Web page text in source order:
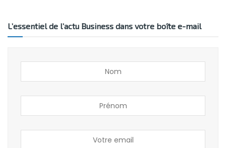
L’essentiel de l’actu Business dans votre boîte e-mail